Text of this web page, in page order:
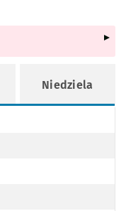
Niedziela
7
8